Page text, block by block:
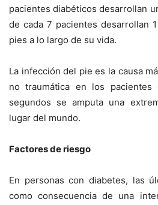
pacientes diabéticos desarrollan
de cada 7 pacientes desarrollan
pies a lo largo de su vida.
La infección del pie es la causa
no traumática en los pacientes
segundos se amputa una
lugar del mundo.
Factores de riesgo
En personas con diabetes, las
como consecuencia de una